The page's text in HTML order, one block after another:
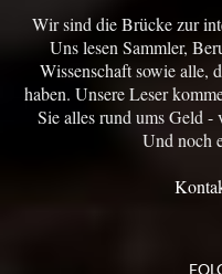
Wir sind die Brücke zur
Uns lesen Sammler,
Wissenschaft sowie alle,
haben. Unsere Leser
Sie alles rund ums Geld
Und noch